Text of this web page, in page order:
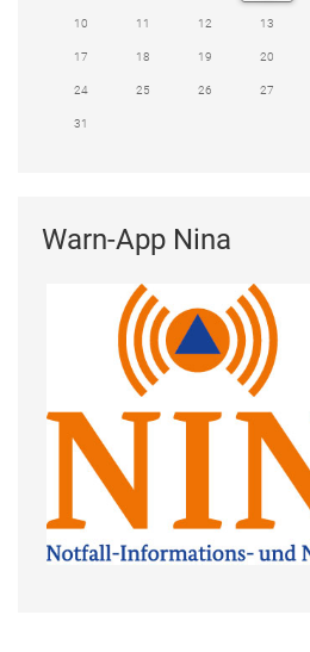
10 11 12 13
17 18 19 20
24 25 26 27
31
Warn-App Nina